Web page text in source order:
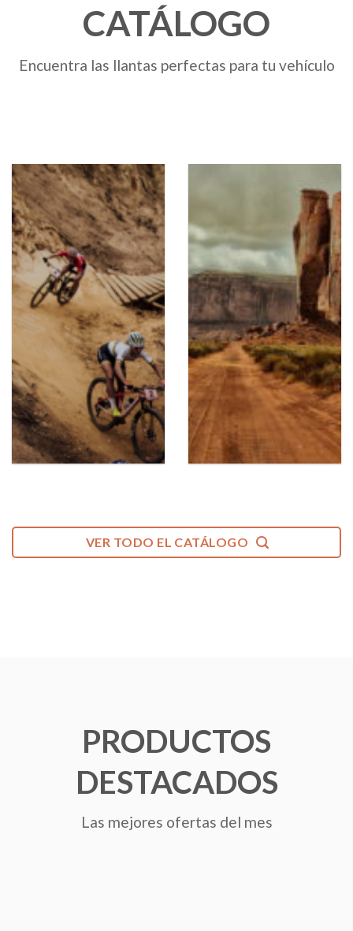
CATÁLOGO
Encuentra las llantas perfectas para tu vehículo
VER TODO EL CATÁLOGO
PRODUCTOS
DESTACADOS
Las mejores ofertas del mes